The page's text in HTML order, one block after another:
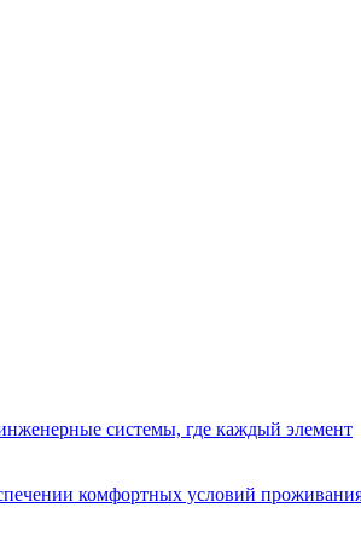
системы, где каждый элемент
комфортных условий